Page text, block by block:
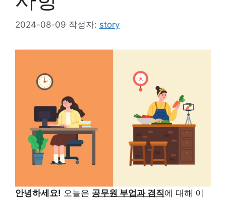
2024-08-09 작성자: story
안녕하세요! 오늘은 공무원 부업과 겸직에 대해 이